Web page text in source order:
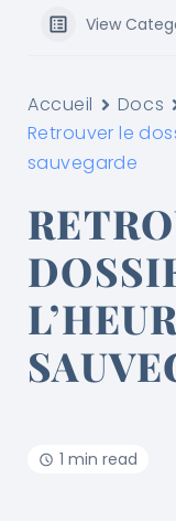
View
Accueil Docs
Retrouver le
sauvegarde
1 min read